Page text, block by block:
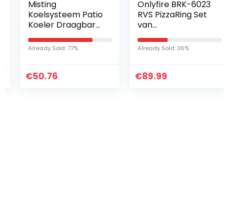
Misting
Koelsysteem Patio
Koeler Draagbare
misters Outdoor
Misting Fans Tuin
Misting Kit Cool
Messing…
Already Sold: 77%
50.76
Onlyfire BRK-6023
RVS PizzaRing Set
van
kogelbarbecue
pizzaset met
pizzaschep,
thermometer
Already Sold: 36%
89.99